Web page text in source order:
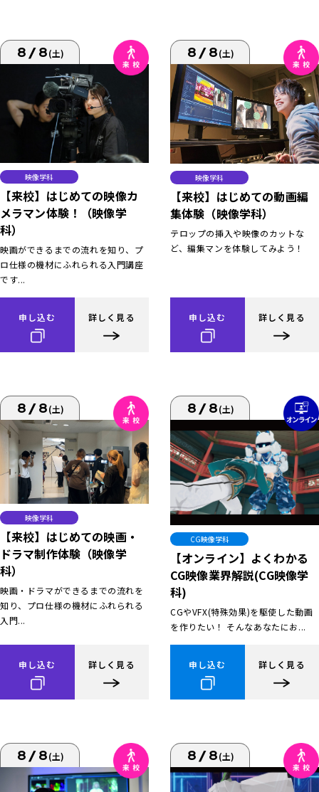
8/8(土)
映像学科
【来校】はじめての映像カ
メラマン体験！（映像学
科）
映画ができるまでの流れを知り、プ
ロ仕様の機材にふれられる入門講座
です...
申し込む 詳しく見る
8/8(土)
映像学科
【来校】はじめての動画編
集体験（映像学科）
テロップの挿入や映像のカットな
ど、編集マンを体験してみよう！
申し込む 詳しく見る
8/8(土)
映像学科
【来校】はじめての映画・
ドラマ制作体験（映像学
科）
映画・ドラマができるまでの流れを
知り、プロ仕様の機材にふれられる
入門...
申し込む 詳しく見る
8/8(土)
CG映像学科
【オンライン】よくわかる
CG映像業界解説(CG映像学
科)
CGやVFX(特殊効果)を駆使した動画
を作りたい！ そんなあなたにお...
申し込む 詳しく見る
8/8(土) 8/8(土)